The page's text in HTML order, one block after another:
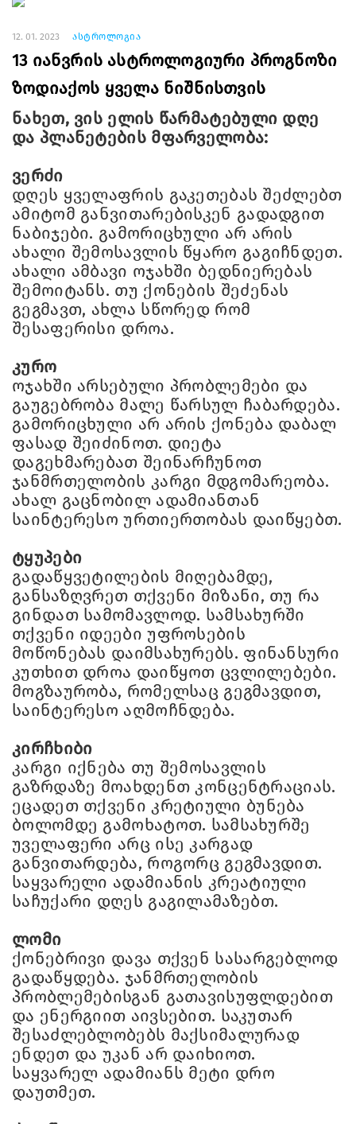
12. 01. 2023 ასტროლოგია
13 იანვრის ასტროლოგიური პროგნოზი
ზოდიაქოს ყველა ნიშნისთვის
ნახეთ, ვის ელის წარმატებული დღე
და პლანეტების მფარველობა:
ვერძი
დღეს ყველაფრის გაკეთებას შეძლებთ
ამიტომ განვითარებისკენ გადადგით
ნაბიჯები. გამორიცხული არ არის
ახალი შემოსავლის წყარო გაგიჩნდეთ.
ახალი ამბავი ოჯახში ბედნიერებას
შემოიტანს. თუ ქონების შეძენას
გეგმავთ, ახლა სწორედ რომ
შესაფერისი დროა.
კურო
ოჯახში არსებული პრობლემები და
გაუგებრობა მალე წარსულ ჩაბარდება.
გამორიცხული არ არის ქონება დაბალ
ფასად შეიძინოთ. დიეტა
დაგეხმარებათ შეინარჩუნოთ
ჯანმრთელობის კარგი მდგომარეობა.
ახალ გაცნობილ ადამიანთან
საინტერესო ურთიერთობას დაიწყებთ.
ტყუპები
გადაწყვეტილების მიღებამდე,
განსაზღვრეთ თქვენი მიზანი, თუ რა
გინდათ სამომავლოდ. სამსახურში
თქვენი იდეები უფროსების
მოწონებას დაიმსახურებს. ფინანსური
კუთხით დროა დაიწყოთ ცვლილებები.
მოგზაურობა, რომელსაც გეგმავდით,
საინტერესო აღმოჩნდება.
კირჩხიბი
კარგი იქნება თუ შემოსავლის
გაზრდაზე მოახდენთ კონცენტრაციას.
ეცადეთ თქვენი კრეტიული ბუნება
ბოლომდე გამოხატოთ. სამსახურშე
უველაფერი არც ისე კარგად
განვითარდება, როგორც გეგმავდით.
საყვარელი ადამიანის კრეატიული
საჩუქარი დღეს გაგილამაზებთ.
ლომი
ქონებრივი დავა თქვენ სასარგებლოდ
გადაწყდება. ჯანმრთელობის
პრობლემებისგან გათავისუფლდებით
და ენერგიით აივსებით. საკუთარ
შესაძლებლობებს მაქსიმალურად
ენდეთ და უკან არ დაიხიოთ.
საყვარელ ადამიანს მეტი დრო
დაუთმეთ.